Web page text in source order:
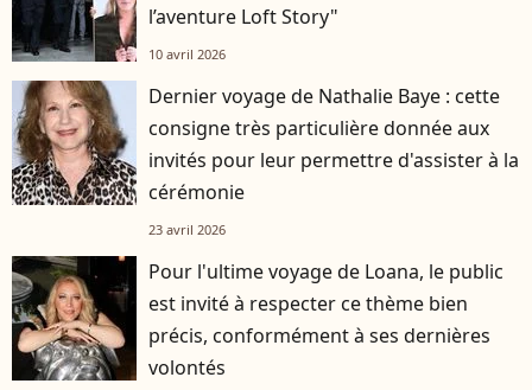
l’aventure Loft Story"
10 avril 2026
Dernier voyage de Nathalie Baye : cette
consigne très particulière donnée aux
invités pour leur permettre d'assister à la
cérémonie
23 avril 2026
Pour l'ultime voyage de Loana, le public
est invité à respecter ce thème bien
précis, conformément à ses dernières
volontés